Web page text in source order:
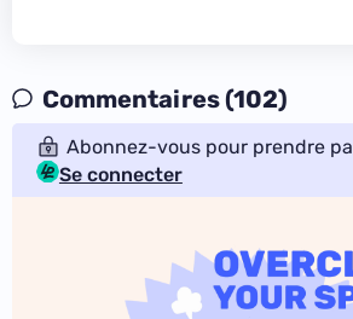
Commentaires (102)
Abonnez-vous pour prendre
Se connecter